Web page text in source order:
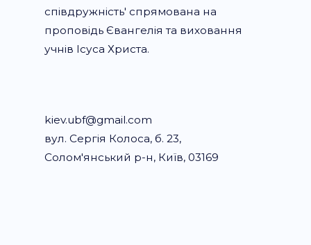
співдружність' спрямована на
проповідь Євангелія та виховання
учнів Ісуса Христа.
kiev.ubf@gmail.com
вул. Сергія Колоса, б. 23,
Солом'янський р-н, Київ, 03169